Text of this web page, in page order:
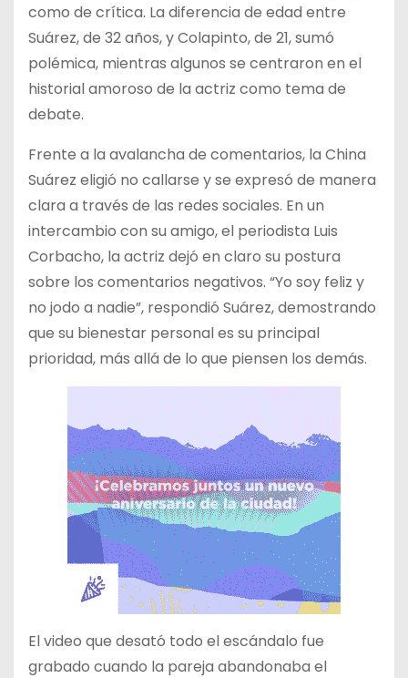
como de crítica. La diferencia de edad entre
Suárez, de 32 años, y Colapinto, de 21, sumó
polémica, mientras algunos se centraron en el
historial amoroso de la actriz como tema de
debate.
Frente a la avalancha de comentarios, la China
Suárez eligió no callarse y se expresó de manera
clara a través de las redes sociales. En un
intercambio con su amigo, el periodista Luis
Corbacho, la actriz dejó en claro su postura
sobre los comentarios negativos. “Yo soy feliz y
no jodo a nadie”, respondió Suárez, demostrando
que su bienestar personal es su principal
prioridad, más allá de lo que piensen los demás.
El video que desató todo el escándalo fue
grabado cuando la pareja abandonaba el